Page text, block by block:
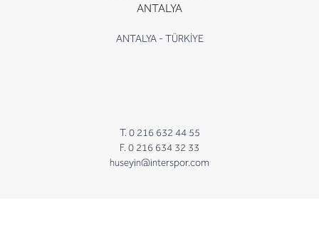
ANTALYA
ANTALYA - TÜRKİYE
T. 0 216 632 44 55
F. 0 216 634 32 33
huseyin@interspor.com